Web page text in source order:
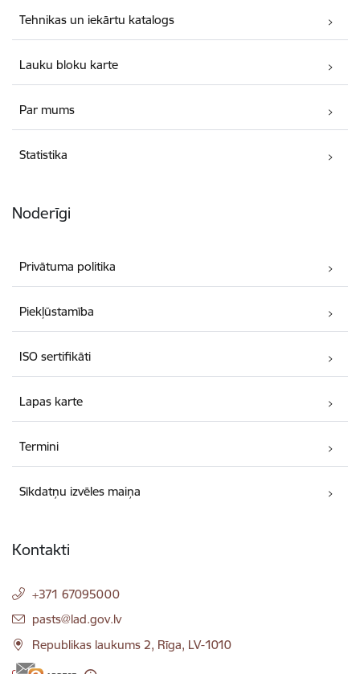
Tehnikas un iekārtu katalogs
Lauku bloku karte
Par mums
Statistika
Noderīgi
Privātuma politika
Piekļūstamība
ISO sertifikāti
Lapas karte
Termini
Sīkdatņu izvēles maiņa
Kontakti
+371 67095000
E-pasts:
pasts@lad.gov.lv
Republikas laukums 2, Rīga, LV-1010